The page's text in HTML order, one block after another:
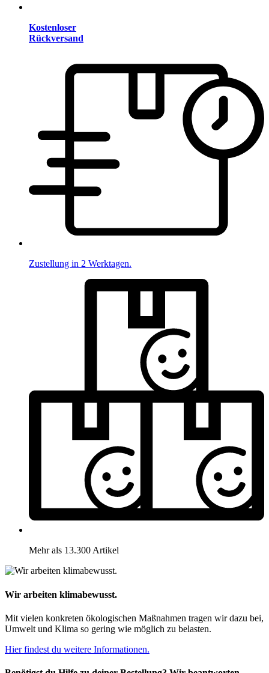
Kostenloser
Rückversand
Zustellung in 2 Werktagen.
Mehr als 13.300 Artikel
Wir arbeiten klimabewusst.
Mit vielen konkreten ökologischen Maßnahmen tragen wir dazu bei,
Umwelt und Klima so gering wie möglich zu belasten.
Hier findest du weitere Informationen.